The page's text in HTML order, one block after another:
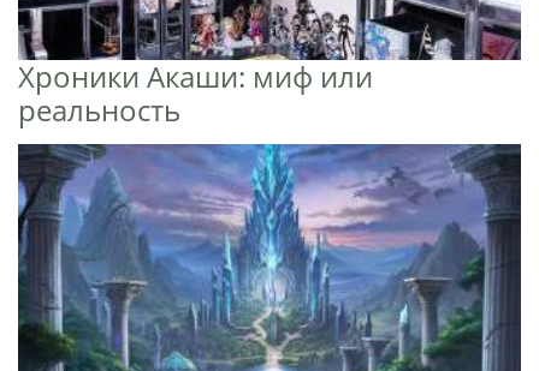
Хроники Акаши: миф или
реальность